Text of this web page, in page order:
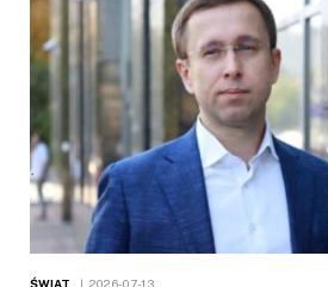
ŚWIAT 2026-07-13